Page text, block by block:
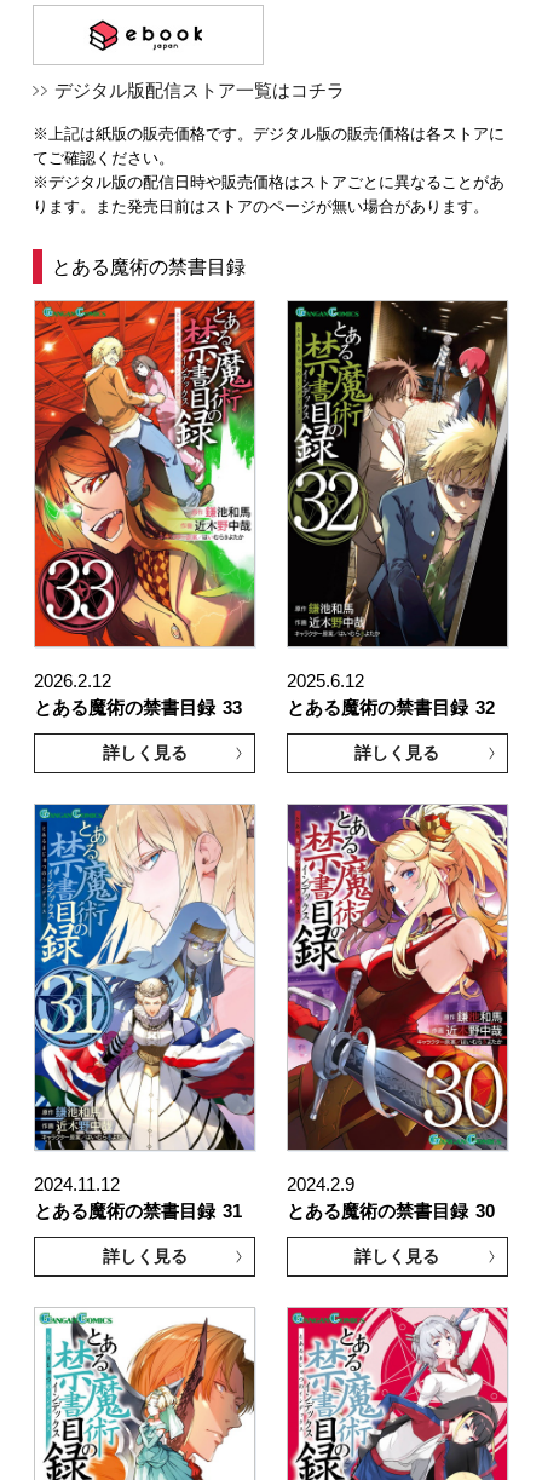
デジタル版配信ストア一覧はコチラ
※上記は紙版の販売価格です。デジタル版の販売価格は各ストアに
てご確認ください。
※デジタル版の配信日時や販売価格はストアごとに異なることがあ
ります。また発売日前はストアのページが無い場合があります。
とある魔術の禁書目録
2026.2.12
とある魔術の禁書目録 33
詳しく見る
2025.6.12
とある魔術の禁書目録 32
詳しく見る
2024.11.12
とある魔術の禁書目録 31
詳しく見る
2024.2.9
とある魔術の禁書目録 30
詳しく見る